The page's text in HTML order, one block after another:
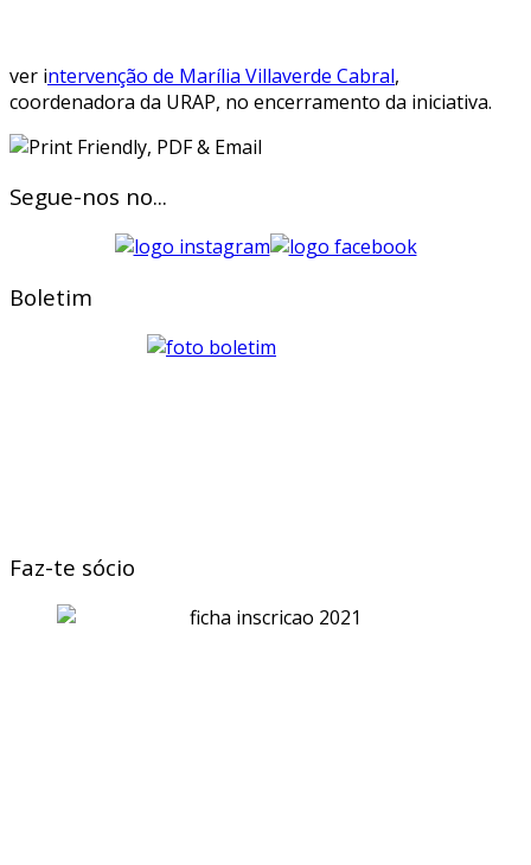
ver intervenção de Marília Villaverde Cabral,
coordenadora da URAP, no encerramento da iniciativa.
Segue-nos no...
Boletim
Faz-te sócio